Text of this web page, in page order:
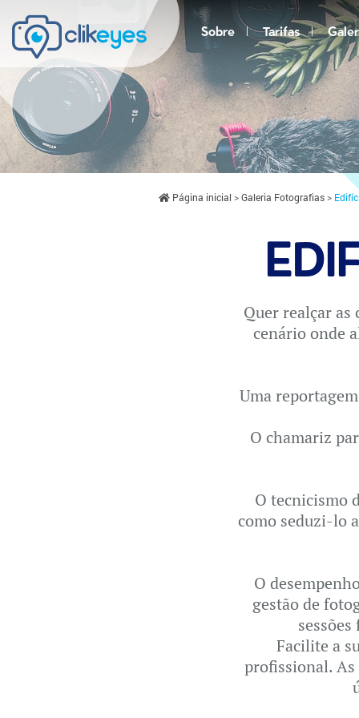
Sobre Tarifas
Página inicial Galeria Fotografias
Quer realçar as
cenário onde
Uma
O chamariz
O tecnicismo
como seduzi-lo
O
gestão de
Facilite a
profissional. As